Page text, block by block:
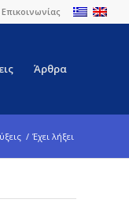
Άρθρα
/ Έχει λήξει